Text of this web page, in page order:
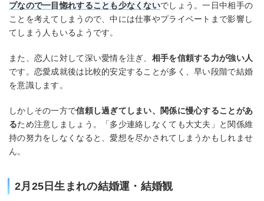
プなので一目惚れすることも少なくないでしょう。一日中相手の
ことを考えてしまうので、中には仕事やプライベートまで影響し
てしまう人もいるようです。
また、恋人に対して深い愛情を注ぎ、 相手を信頼する力が強い人
です。恋愛成就後は比較的安定することが多く、早い段階で結婚
を意識します。
しかしその一方で信頼し過ぎてしまい、関係に慢心することがあ
るため注意しましょう。「多少連絡しなくても大丈夫」と関係維
持の努力をしなくなると、愛想を尽かされてしまうかもしれませ
ん。
2月25日生まれの結婚運・結婚観